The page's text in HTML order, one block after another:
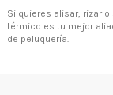
Si quieres alisar, rizar
térmico es tu mejor
de peluquería.